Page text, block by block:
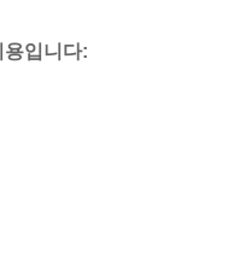
용입니다: